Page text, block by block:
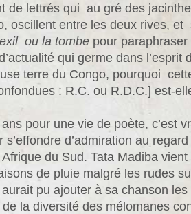
de lettrés qui au gré des
oscillent entre les deux rives,
ou la tombe pour
qui germe dans l’esprit
terre du Congo, pourquoi
: R.C. ou R.D.C.] est-
pour une vie de poète, c’est
s’effondre d’admiration au
du Sud. Tata Madiba
de pluie malgré les rudes
aurait pu ajouter à sa chanson
la diversité des mélomanes